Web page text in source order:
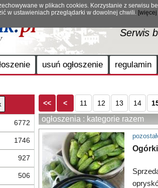
w plikach cookies. Korzystanie z serwisu
w ustawieniach przeglądarki w dowolnej chwili.
Serwis
usuń ogłoszenie regulamin
6772
1746
927
506
<< < 11 12 13 14
ogłoszenia : kategorie razem